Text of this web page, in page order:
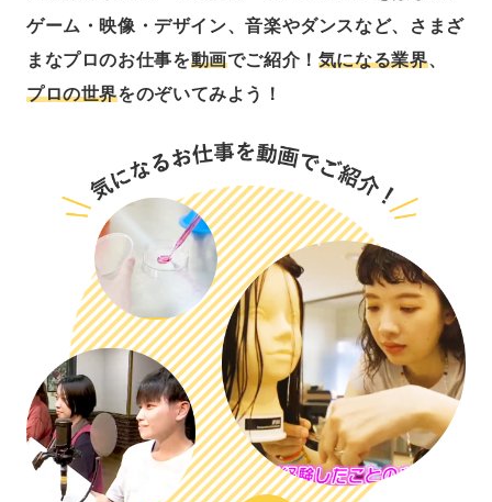
ゲーム・映像・デザイン、音楽やダンスなど、さまざ
まなプロのお仕事を動画でご紹介！ 気になる業界、
プロの世界をのぞいてみよう！